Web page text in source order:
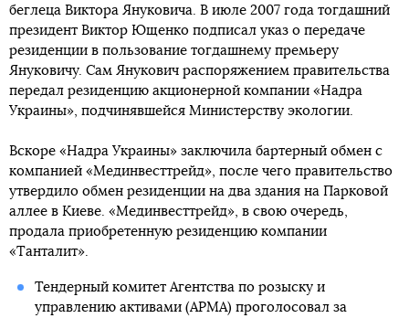
беглеца Виктора Януковича. В июле 2007 года тогдашний
президент Виктор Ющенко подписал указ о передаче
резиденции в пользование тогдашнему премьеру
Януковичу. Сам Янукович распоряжением правительства
передал резиденцию акционерной компании «Надра
Украины», подчинявшейся Министерству экологии.
Вскоре «Надра Украины» заключила бартерный обмен с
компанией «Мединвесттрейд», после чего правительство
утвердило обмен резиденции на два здания на Парковой
аллее в Киеве. «Мединвесттрейд», в свою очередь,
продала приобретенную резиденцию компании
«Танталит».
Тендерный комитет Агентства по розыску и
управлению активами (АРМА) проголосовал за